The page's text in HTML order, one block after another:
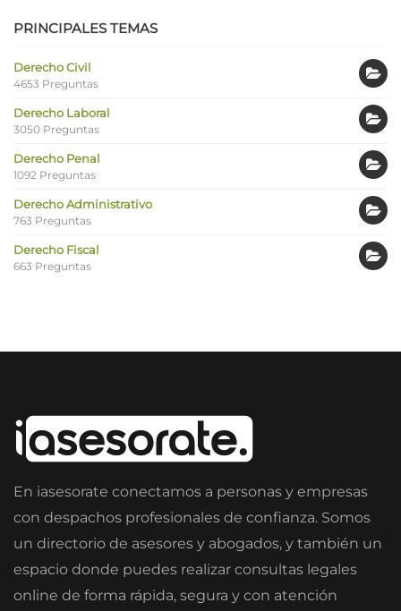
PRINCIPALES TEMAS
Derecho Civil
4653 Preguntas
Derecho Laboral
3050 Preguntas
Derecho Penal
1092 Preguntas
Derecho Administrativo
763 Preguntas
Derecho Fiscal
663 Preguntas
En iasesorate conectamos a personas y empresas
con despachos profesionales de confianza. Somos
un directorio de asesores y abogados, y también un
espacio donde puedes realizar consultas legales
online de forma rápida, segura y con atención